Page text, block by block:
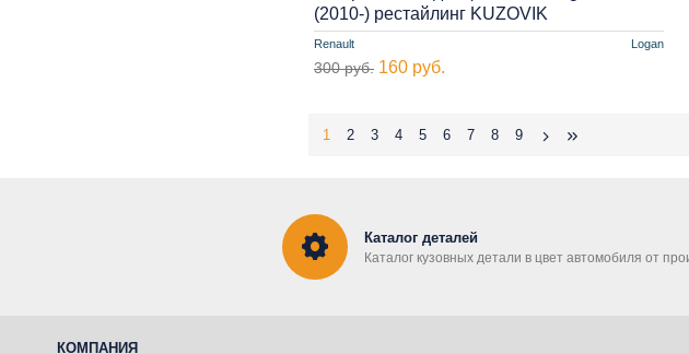
Renault Logan
(2010-) рестайлинг KUZOVIK
300 руб. 160 руб.
1 2 3 4 5 6 7 8 9
Каталог деталей
Каталог кузовных детали в цвет автомобиля от
КОМПАНИЯ